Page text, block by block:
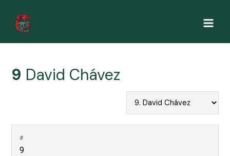
contenido
Main
9 David Chávez
#
9